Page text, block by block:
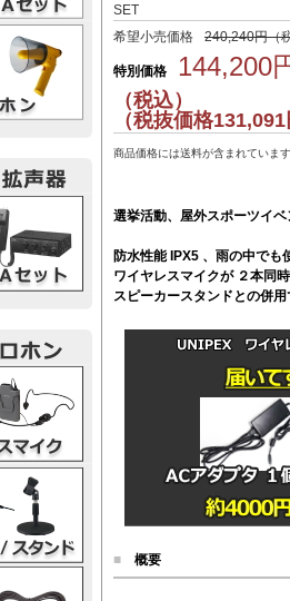
SET
希望小売価格
240,240円（
特別価格 144,200
（税込）
（税抜価格131,091
商品価格には送料が含まれています
選挙活動、屋外スポーツイベ
防水性能 IPX5 、雨の中でも
ワイヤレスマイクが ２本同
スピーカースタンドとの併
■ 概要